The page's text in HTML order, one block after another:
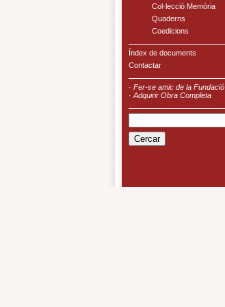
Col·lecció Memòria
Quaderns
Coedicions
Índex de documents
Contactar
· Fer-se amic de la Fundació
· Adquirir Obra Completa